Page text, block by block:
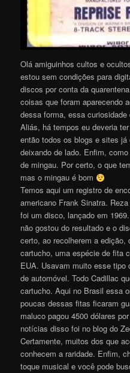
Olá amiguinhos cultos e
estou sem condições para
discos por conta da
coisas que foram aparecendo
dessa forma, essa
Aliás, há tempos eu deveria
então todos os blogs e sites
deixando de lado. Enfim,
de mingau. Por certo, o que
mas o mingau é bom
Temos aqui um registro de
americano Frank Sinatra.
foi um disco, lançado em
não gostou do resultado e o
certo, ao recolherem a
cartucho, uma espécie de fita
EUA. Usavam muito esse tipo
de automóvel. Todo Cadillac
cartucho. Aqui no Brasil essa
poucas dessas fitas ficaram
maluco pagou 4500 dólares
notícias disso foi no blog do
Certamente, muitos dos que
conhecem a raridade. Enfim,
toque musical e você pode